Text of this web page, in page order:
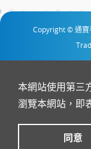
Copyright © 通寶
本網站使用第三
瀏覽本網站，即
同意